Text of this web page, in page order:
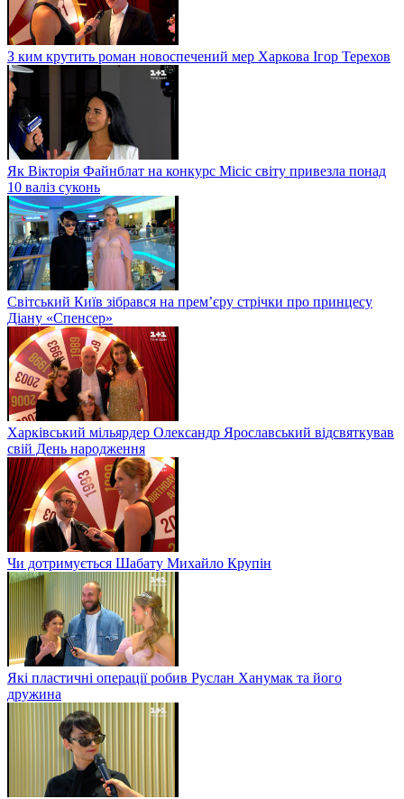
З ким крутить роман новоспечений мер Харкова Ігор Терехов
Як Вікторія Файнблат на конкурс Місіс світу привезла понад
10 валіз суконь
Світський Київ зібрався на прем’єру стрічки про принцесу
Діану «Спенсер»
Харківський мільярдер Олександр Ярославський відсвяткував
свій День народження
Чи дотримується Шабату Михайло Крупін
Які пластичні операції робив Руслан Ханумак та його
дружина